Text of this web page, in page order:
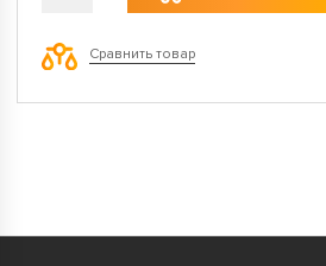
Сравнить товар